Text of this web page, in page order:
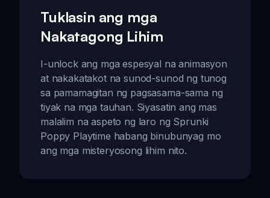
Tuklasin ang mga
Nakatagong Lihim
I-unlock ang mga espesyal na animasyon
at nakakatakot na sunod-sunod ng tunog
sa pamamagitan ng pagsasama-sama ng
tiyak na mga tauhan. Siyasatin ang mas
malalim na aspeto ng laro ng Sprunki
Poppy Playtime habang binubunyag mo
ang mga misteryosong lihim nito.